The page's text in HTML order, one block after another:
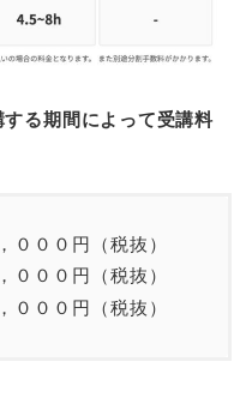
る期間によって受講料
００円（税抜）
００円（税抜）
００円（税抜）